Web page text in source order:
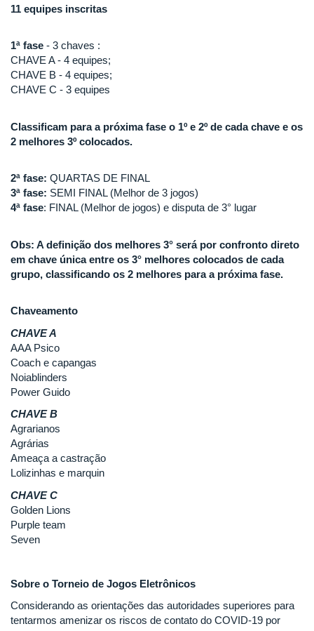
11 equipes inscritas
1ª fase - 3 chaves :
CHAVE A - 4 equipes;
CHAVE B - 4 equipes;
CHAVE C - 3 equipes
Classificam para a próxima fase o 1º e 2º de cada chave e os
2 melhores 3º colocados.
2ª fase: QUARTAS DE FINAL
3ª fase: SEMI FINAL (Melhor de 3 jogos)
4ª fase: FINAL (Melhor de jogos) e disputa de 3° lugar
Obs: A definição dos melhores 3° será por confronto direto
em chave única entre os 3° melhores colocados de cada
grupo, classificando os 2 melhores para a próxima fase.
Chaveamento
CHAVE A
AAA Psico
Coach e capangas
Noiablinders
Power Guido
CHAVE B
Agrarianos
Agrárias
Ameaça a castração
Lolizinhas e marquin
CHAVE C
Golden Lions
Purple team
Seven
Sobre o Torneio de Jogos Eletrônicos
Considerando as orientações das autoridades superiores para
tentarmos amenizar os riscos de contato do COVID-19 por